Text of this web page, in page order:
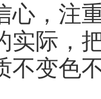
心，注
实际，
不变色